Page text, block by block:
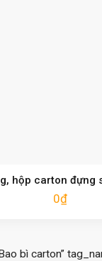
hộp carton đựng
0₫
bì carton”